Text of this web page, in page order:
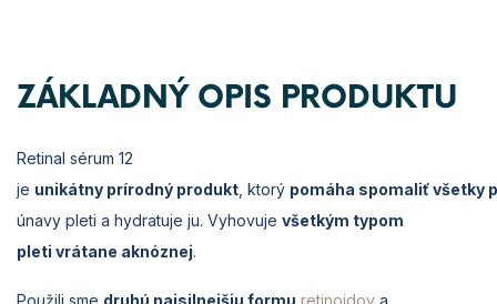
ZÁKLADNÝ OPIS PRODUKTU
Retinal sérum 12
je unikátny prírodný produkt ktorý pomáha spomaliťvšetky p
únavy pleti a hydratuje ju. Vyhovuje všetkým typom
pleti vrátane aknóznej.